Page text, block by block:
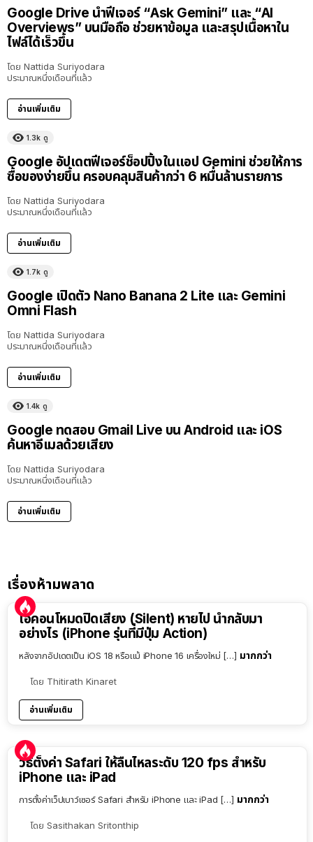
Google Drive นำฟีเจอร์ “Ask Gemini” และ “AI
Overviews” บนมือถือ ช่วยหาข้อมูล และสรุปเนื้อหาใน
ไฟล์ได้เร็วขึ้น
โดย Nattida Suriyodara
ประมาณหนึ่งเดือนที่แล้ว
อ่านเพิ่มเติม
1.3k ดู
Google อัปเดตฟีเจอร์ช็อปปิ้งในแอป Gemini ช่วยให้การ
ซื้อของง่ายขึ้น ครอบคลุมสินค้ากว่า 6 หมื่นล้านรายการ
โดย Nattida Suriyodara
ประมาณหนึ่งเดือนที่แล้ว
อ่านเพิ่มเติม
1.7k ดู
Google เปิดตัว Nano Banana 2 Lite และ Gemini
Omni Flash
โดย Nattida Suriyodara
ประมาณหนึ่งเดือนที่แล้ว
อ่านเพิ่มเติม
1.4k ดู
Google ทดสอบ Gmail Live บน Android และ iOS
ค้นหาอีเมลด้วยเสียง
โดย Nattida Suriyodara
ประมาณหนึ่งเดือนที่แล้ว
อ่านเพิ่มเติม
เรื่องห้ามพลาด
ไอคอนโหมดปิดเสียง (Silent) หายไป นำกลับมา
อย่างไร (iPhone รุ่นที่มีปุ่ม Action)
หลังจากอัปเดตเป็น iOS 18 หรือแม้ iPhone 16 เครื่องใหม่ […] มากกว่า
โดย Thitirath Kinaret
อ่านเพิ่มเติม
วิธีตั้งค่า Safari ให้ลื่นไหลระดับ 120 fps สำหรับ
iPhone และ iPad
การตั้งค่าเว็ปเบาว์เซอร์ Safari สำหรับ iPhone และ iPad […] มากกว่า
โดย Sasithakan Sritonthip